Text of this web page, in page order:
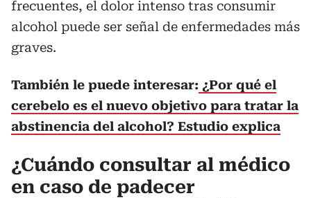
frecuentes, el dolor intenso tras consumir
alcohol puede ser señal de enfermedades más
graves.
También le puede interesar: ¿Por qué el
cerebelo es el nuevo objetivo para tratar la
abstinencia del alcohol? Estudio explica
¿Cuándo consultar al médico
en caso de padecer